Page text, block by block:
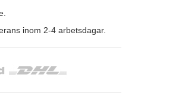
inom 2-4 arbetsdagar.